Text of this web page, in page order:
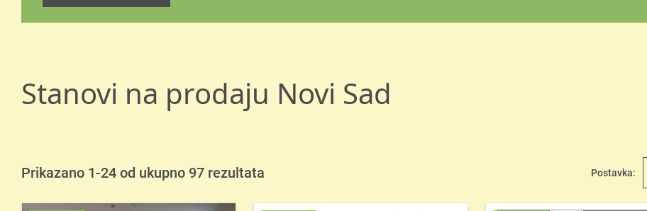
Stanovi na prodaju Novi Sad
Prikazano 1-24 od ukupno 97 rezultata Postavka: